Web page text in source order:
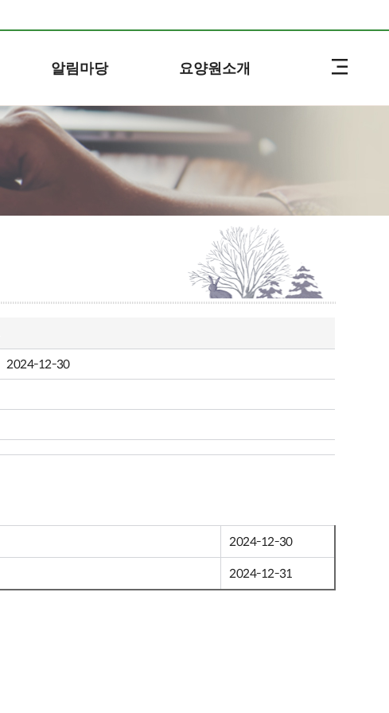
알림마당 요양원소개
2024-12-30
2024-12-30
2024-12-31